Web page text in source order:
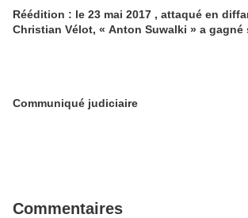
Réédition : le 23 mai 2017 , attaqué en
Christian Vélot, «
Communiqué judiciaire
Commentaires